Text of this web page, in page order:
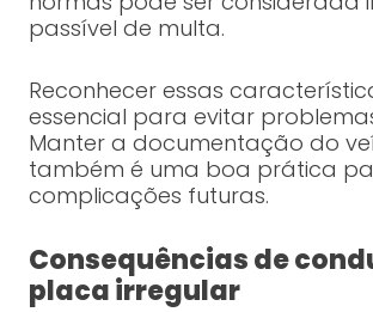
passível de multa.
Reconhecer essas
essencial para evitar
Manter a documentação do
também é uma boa prática
complicações futuras.
Consequências de
placa irregular